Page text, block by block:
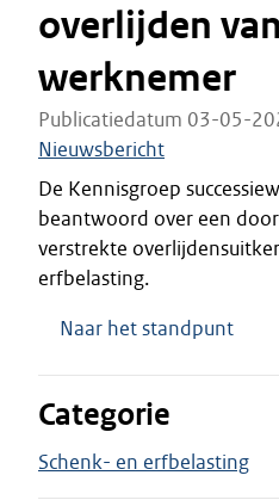
overlijden
werknemer
Publicatiedatum 03-05-
Nieuwsbericht
De Kennisgroep
beantwoord over een
verstrekte
erfbelasting.
Naar het standpunt
Categorie
Schenk- en erfbelasting